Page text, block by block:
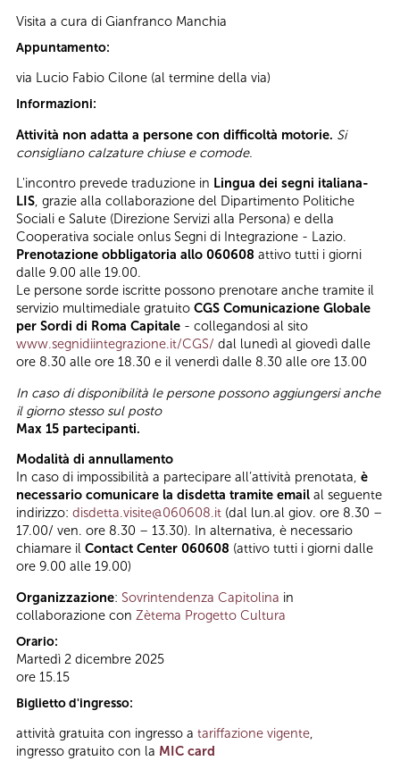
Visita a cura di Gianfranco Manchia
Appuntamento:
via Lucio Fabio Cilone (al termine della via)
Informazioni:
Attività non adatta a persone con difficoltà motorie. Si
consigliano calzature chiuse e comode.
L'incontro prevede traduzione in Lingua dei segni italiana-
LIS, grazie alla collaborazione del Dipartimento Politiche
Sociali e Salute (Direzione Servizi alla Persona) e della
Cooperativa sociale onlus Segni di Integrazione - Lazio.
Prenotazione obbligatoria allo 060608 attivo tutti i giorni
dalle 9.00 alle 19.00.
Le persone sorde iscritte possono prenotare anche tramite il
servizio multimediale gratuito CGS Comunicazione Globale
per Sordi di Roma Capitale - collegandosi al sito
www.segnidiintegrazione.it/CGS/ dal lunedì al giovedì dalle
ore 8.30 alle ore 18.30 e il venerdì dalle 8.30 alle ore 13.00
In caso di disponibilità le persone possono aggiungersi anche
il giorno stesso sul posto
Max 15 partecipanti.
Modalità di annullamento
In caso di impossibilità a partecipare all’attività prenotata, è
necessario comunicare la disdetta tramite email al seguente
indirizzo: disdetta.visite@060608.it (dal lun.al giov. ore 8.30 –
17.00/ ven. ore 8.30 – 13.30). In alternativa, è necessario
chiamare il Contact Center 060608 (attivo tutti i giorni dalle
ore 9.00 alle 19.00)
Organizzazione: Sovrintendenza Capitolina in
collaborazione con Zètema Progetto Cultura
Orario:
Martedì 2 dicembre 2025
ore 15.15
Biglietto d'ingresso:
attività gratuita con ingresso a tariffazione vigente,
ingresso gratuito con la MIC card